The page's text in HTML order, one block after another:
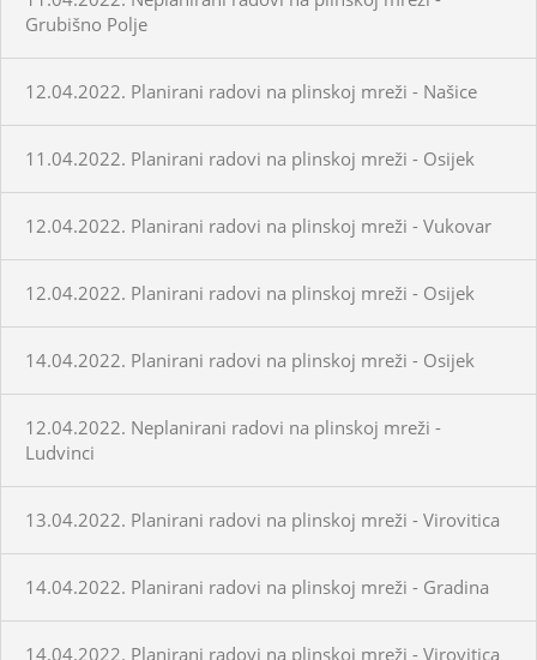
Grubišno Polje
12.04.2022. Planirani radovi na plinskoj mreži - Našice
11.04.2022. Planirani radovi na plinskoj mreži - Osijek
12.04.2022. Planirani radovi na plinskoj mreži - Vukovar
12.04.2022. Planirani radovi na plinskoj mreži - Osijek
14.04.2022. Planirani radovi na plinskoj mreži - Osijek
12.04.2022. Neplanirani radovi na plinskoj mreži -
Ludvinci
13.04.2022. Planirani radovi na plinskoj mreži - Virovitica
14.04.2022. Planirani radovi na plinskoj mreži - Gradina
14.04.2022. Planirani radovi na plinskoj mreži - Virovitica